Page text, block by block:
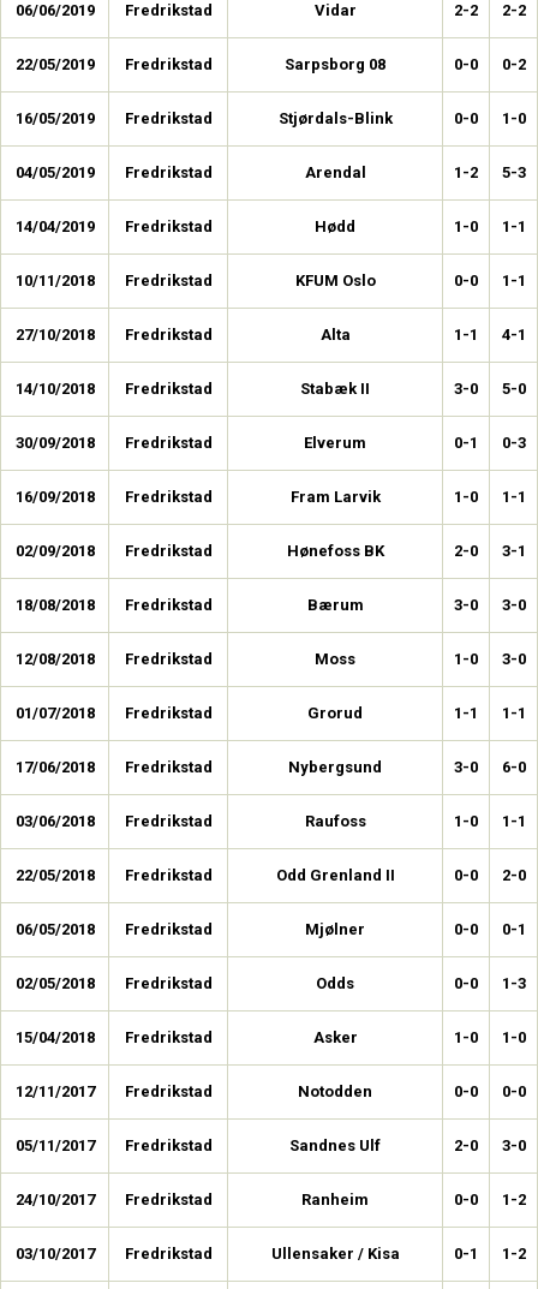
06/06/2019 Fredrikstad Vidar 2-2 2-2
22/05/2019 Fredrikstad Sarpsborg 08 0-0 0-2
16/05/2019 Fredrikstad Stjørdals-Blink 0-0 1-0
04/05/2019 Fredrikstad Arendal 1-2 5-3
14/04/2019 Fredrikstad Hødd 1-0 1-1
10/11/2018 Fredrikstad KFUM Oslo 0-0 1-1
27/10/2018 Fredrikstad Alta 1-1 4-1
14/10/2018 Fredrikstad Stabæk II 3-0 5-0
30/09/2018 Fredrikstad Elverum 0-1 0-3
16/09/2018 Fredrikstad Fram Larvik 1-0 1-1
02/09/2018 Fredrikstad Hønefoss BK 2-0 3-1
18/08/2018 Fredrikstad Bærum 3-0 3-0
12/08/2018 Fredrikstad Moss 1-0 3-0
01/07/2018 Fredrikstad Grorud 1-1 1-1
17/06/2018 Fredrikstad Nybergsund 3-0 6-0
03/06/2018 Fredrikstad Raufoss 1-0 1-1
22/05/2018 Fredrikstad Odd Grenland II 0-0 2-0
06/05/2018 Fredrikstad Mjølner 0-0 0-1
02/05/2018 Fredrikstad Odds 0-0 1-3
15/04/2018 Fredrikstad Asker 1-0 1-0
12/11/2017 Fredrikstad Notodden 0-0 0-0
05/11/2017 Fredrikstad Sandnes Ulf 2-0 3-0
24/10/2017 Fredrikstad Ranheim 0-0 1-2
03/10/2017 Fredrikstad Ullensaker / Kisa 0-1 1-2